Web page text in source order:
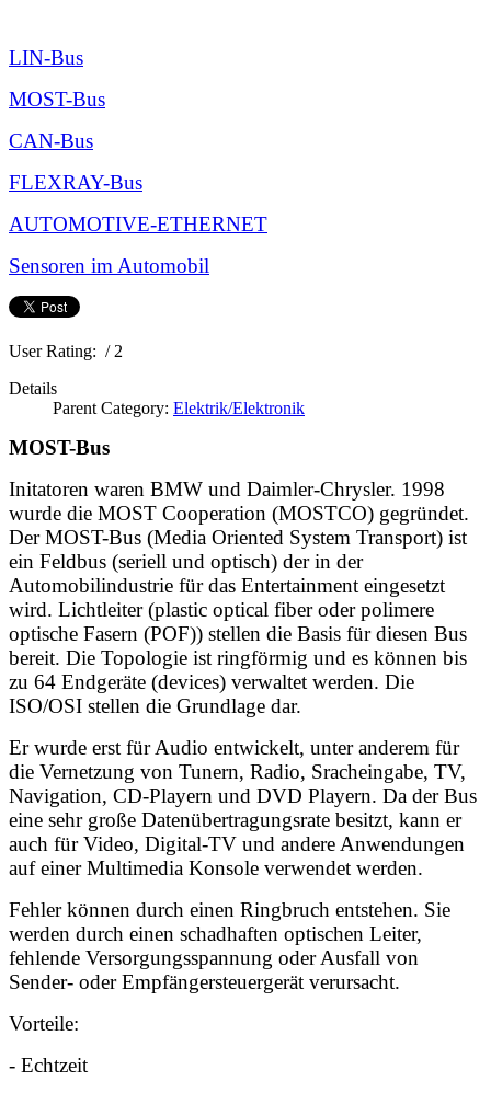
LIN-Bus
MOST-Bus
CAN-Bus
FLEXRAY-Bus
AUTOMOTIVE-ETHERNET
Sensoren im Automobil
User Rating: / 2
Details
Parent Category: Elektrik/Elektronik
MOST-Bus
Initatoren waren BMW und Daimler-Chrysler. 1998
wurde die MOST Cooperation (MOSTCO) gegründet.
Der MOST-Bus (Media Oriented System Transport) ist
ein Feldbus (seriell und optisch) der in der
Automobilindustrie für das Entertainment eingesetzt
wird. Lichtleiter (plastic optical fiber oder polimere
optische Fasern (POF)) stellen die Basis für diesen Bus
bereit. Die Topologie ist ringförmig und es können bis
zu 64 Endgeräte (devices) verwaltet werden. Die
ISO/OSI stellen die Grundlage dar.
Er wurde erst für Audio entwickelt, unter anderem für
die Vernetzung von Tunern, Radio, Sracheingabe, TV,
Navigation, CD-Playern und DVD Playern. Da der Bus
eine sehr große Datenübertragungsrate besitzt, kann er
auch für Video, Digital-TV und andere Anwendungen
auf einer Multimedia Konsole verwendet werden.
Fehler können durch einen Ringbruch entstehen. Sie
werden durch einen schadhaften optischen Leiter,
fehlende Versorgungsspannung oder Ausfall von
Sender- oder Empfängersteuergerät verursacht.
Vorteile:
- Echtzeit